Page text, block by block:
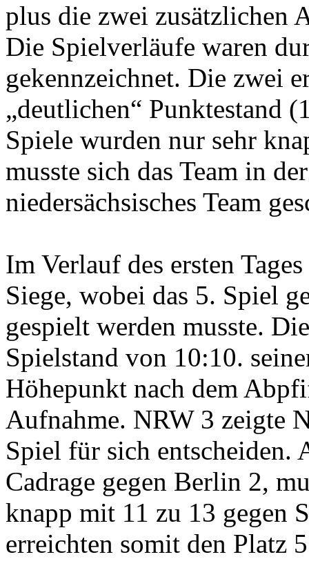
plus die zwei zusätzlichen
Die Spielverläufe waren
gekennzeichnet. Die zwei
„deutlichen“ Punktestand
Spiele wurden nur sehr
musste sich das Team in
niedersächsisches Team
Im Verlauf des ersten
Siege, wobei das 5. Spiel
gespielt werden musste.
Spielstand von 10:10.
Höhepunkt nach dem
Aufnahme. NRW 3 zeigte
Spiel für sich entscheiden.
Cadrage gegen Berlin 2,
knapp mit 11 zu 13 gegen
erreichten somit den Platz